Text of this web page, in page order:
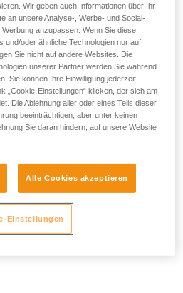
Exposition kann blaues Licht
toxische Belastung der
der altersbedingten
Blendung. Diese Risiken sind
da sie noch empfindlicher
diese Risiken hinzuweisen, auch
Gebrauch der Stirnlampen
Wir geben auch Informationen über Ihr
an unsere Analyse-, Werbe- und Social-
anzupassen. Wenn Sie diese
und/oder ähnliche Technologien nur auf
Sie nicht auf andere Websites. Die
unserer Partner werden Sie während
Sie können Ihre Einwilligung jederzeit
„Cookie-Einstellungen“ klicken, der sich am
Die Ablehnung aller oder eines Teils dieser
beeinträchtigen, aber unter keinen
Sie daran hindern, auf unsere Website
Alle Cookies akzeptieren
Einstellungen